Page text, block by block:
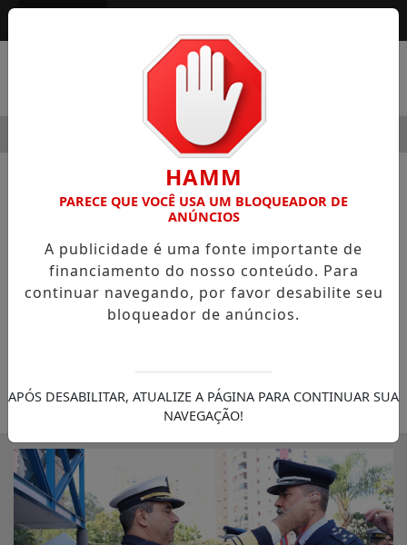
HOSPITAL SAMARITANO HIGIENÓPOLIS
SEGURANÇA PÚBLICA
Marinha comemora os 154 anos da
Batalha Naval do Riachuelo em São
Paulo
O Comando do 8º Distrito Naval
comemorou a Data Magna da Marinha com
SEMANÁRIO ZONA NORTE 30/11/-0001 00:00
HAMM
PARECE QUE VOCÊ USA UM BLOQUEADOR DE
ANÚNCIOS
A publicidade é uma fonte importante de
financiamento do nosso conteúdo. Para
continuar navegando, por favor desabilite seu
bloqueador de anúncios.
APÓS DESABILITAR, ATUALIZE A PÁGINA PARA CONTINUAR SUA
NAVEGAÇÃO!